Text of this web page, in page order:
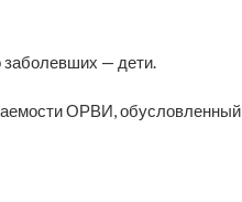
заболевших — дети.
ОРВИ, обусловленный